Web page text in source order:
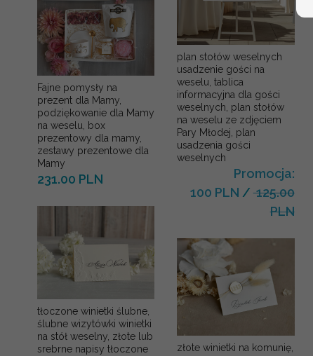
Fajne pomysły na
prezent dla Mamy,
podziękowanie dla Mamy
na weselu, box
prezentowy dla mamy,
zestawy prezentowe dla
Mamy
231.00 PLN
tłoczone winietki ślubne,
ślubne wizytówki winietki
na stół weselny, złote lub
srebrne napisy tłoczone
plan stołów weselnych
usadzenie gości na
weselu, tablica
informacyjna dla gości
weselnych, plan stołów
na weselu ze zdjęciem
Pary Młodej, plan
usadzenia gości
weselnych
Promocja:
100 PLN /125.00
PLN
złote winietki na komunię,